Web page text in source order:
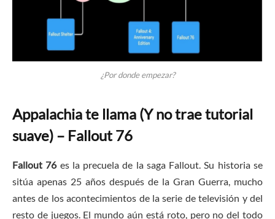
¿Por donde empezar?
Appalachia te llama (Y no trae tutorial
suave) – Fallout 76
Fallout 76es la precuela de la saga Fallout. Su historia se
sitúa apenas 25 años después de la Gran Guerra, mucho
antes de los acontecimientos de la serie de televisión y del
resto de juegos. El mundo aún está roto, pero no del todo